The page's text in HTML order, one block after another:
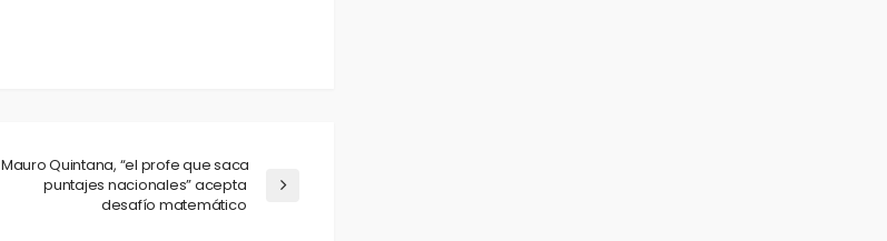
Mauro Quintana, “el profe que saca
puntajes nacionales” acepta
desafío matemático